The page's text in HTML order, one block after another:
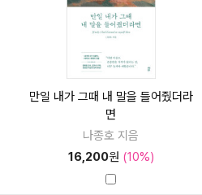
만일 내가 그때 내 말을 들어줬더라
면
나종호 지음
16,200원 (10%)